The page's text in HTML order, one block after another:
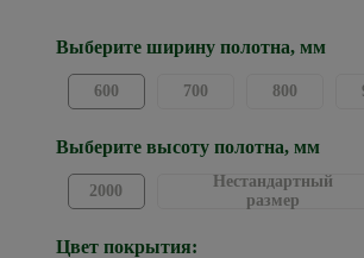
Выберите ширину полотна, мм
600 700 800
Выберите высоту полотна, мм
2000
Нестандартный
размер
Цвет покрытия: